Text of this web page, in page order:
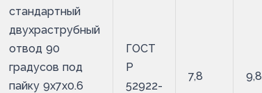
стандартный
двухраструбный
отвод 90
градусов под
пайку 9х7х0.6
ГОСТ
Р
52922-
7,8 9,8